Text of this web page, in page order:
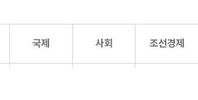
국제 사회 조선경제